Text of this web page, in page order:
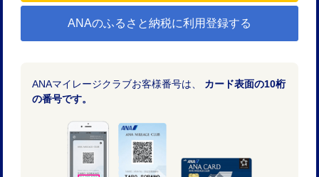
ANAのふるさと納税に利用登録する
ANAマイレージクラブお客様番号は、 カード表面の10桁
の番号です。